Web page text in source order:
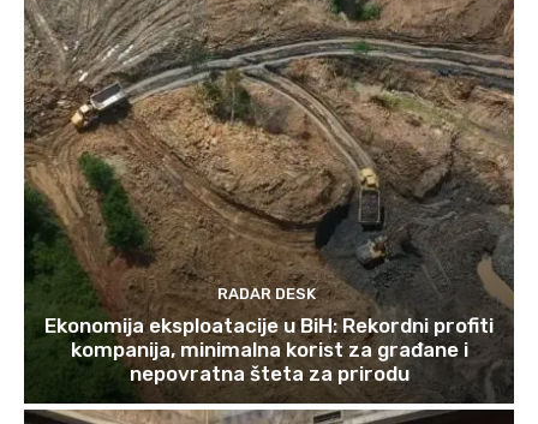
RADAR DESK
Ekonomija eksploatacije u BiH: Rekordni profiti
kompanija, minimalna korist za građane i
nepovratna šteta za prirodu